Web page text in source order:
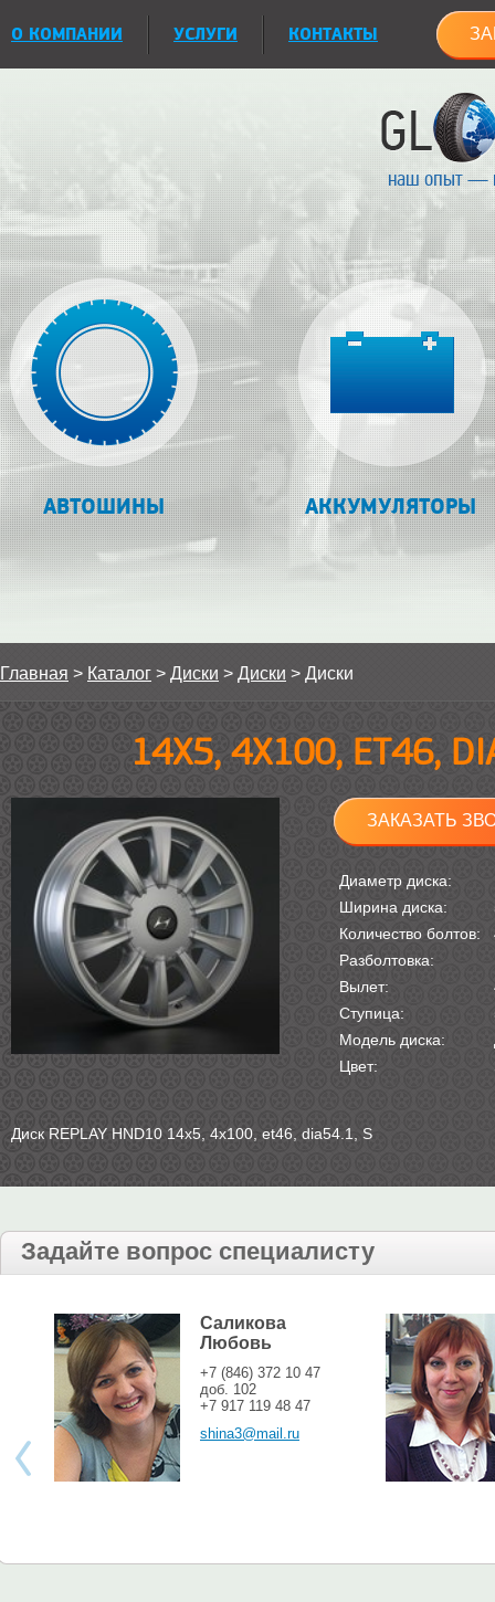
О КОМПАНИИ УСЛУГИ КОНТАКТЫ
наш опыт —
АВТОШИНЫ АККУМУЛЯТОРЫ
Главная > Каталог > Диски > Диски > Диски
14Х5, 4Х100, ET46,
ЗАКАЗАТЬ
Диаметр диска:
Ширина диска:
Количество болтов:
Разболтовка:
Вылет:
Ступица:
Модель диска:
Цвет:
Диск REPLAY HND10 14х5, 4х100, et46, dia54.1, S
Задайте вопрос специалисту
Саликова
Любовь
+7 (846) 372 10 47
доб. 102
+7 917 119 48 47
shina3@mail.ru